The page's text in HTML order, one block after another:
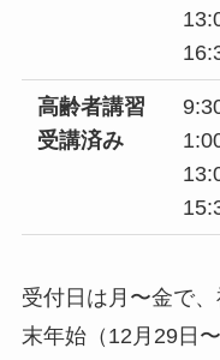
高齢者講習
受講済み
受付日は月〜金で
末年始（12月29日